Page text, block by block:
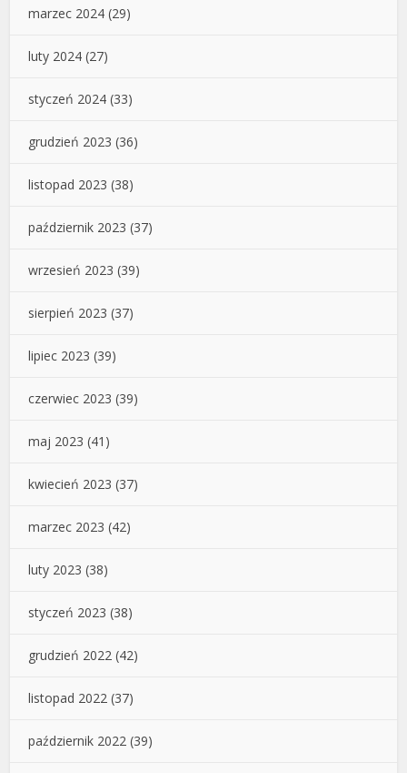
marzec 2024 (29)
luty 2024 (27)
styczeń 2024 (33)
grudzień 2023 (36)
listopad 2023 (38)
październik 2023 (37)
wrzesień 2023 (39)
sierpień 2023 (37)
lipiec 2023 (39)
czerwiec 2023 (39)
maj 2023 (41)
kwiecień 2023 (37)
marzec 2023 (42)
luty 2023 (38)
styczeń 2023 (38)
grudzień 2022 (42)
listopad 2022 (37)
październik 2022 (39)